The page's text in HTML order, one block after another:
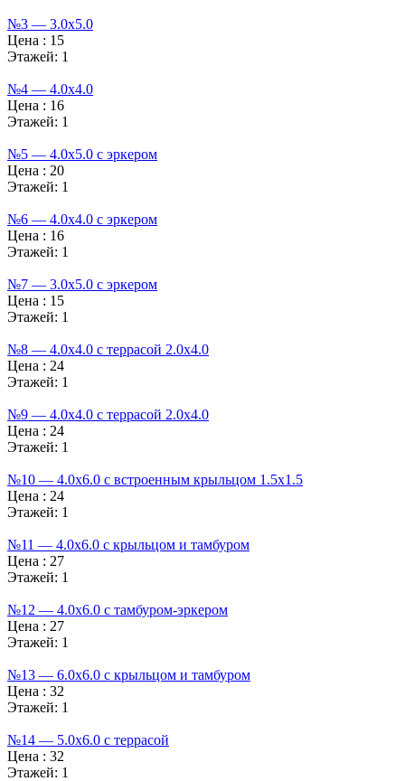
№3 — 3.0х5.0
Цена : 15
Этажей: 1
№4 — 4.0х4.0
Цена : 16
Этажей: 1
№5 — 4.0х5.0 с эркером
Цена : 20
Этажей: 1
№6 — 4.0х4.0 с эркером
Цена : 16
Этажей: 1
№7 — 3.0х5.0 с эркером
Цена : 15
Этажей: 1
№8 — 4.0х4.0 с террасой 2.0х4.0
Цена : 24
Этажей: 1
№9 — 4.0х4.0 с террасой 2.0х4.0
Цена : 24
Этажей: 1
№10 — 4.0х6.0 с встроенным крыльцом 1.5х1.5
Цена : 24
Этажей: 1
№11 — 4.0х6.0 с крыльцом и тамбуром
Цена : 27
Этажей: 1
№12 — 4.0х6.0 с тамбуром-эркером
Цена : 27
Этажей: 1
№13 — 6.0х6.0 с крыльцом и тамбуром
Цена : 32
Этажей: 1
№14 — 5.0х6.0 с террасой
Цена : 32
Этажей: 1